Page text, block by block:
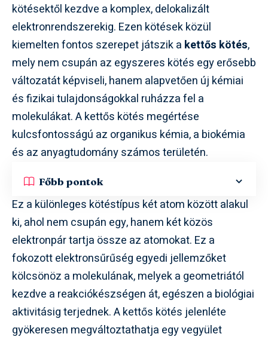
kötésektől kezdve a komplex, delokalizált
elektronrendszerekig. Ezen kötések közül
kiemelten fontos szerepet játszik a kettős kötés,
mely nem csupán az egyszeres kötés egy erősebb
változatát képviseli, hanem alapvetően új kémiai
és fizikai tulajdonságokkal ruházza fel a
molekulákat. A kettős kötés megértése
kulcsfontosságú az organikus kémia, a biokémia
és az anyagtudomány számos területén.
Főbb pontok
Ez a különleges kötéstípus két atom között alakul
ki, ahol nem csupán egy, hanem két közös
elektronpár tartja össze az atomokat. Ez a
fokozott elektronsűrűség egyedi jellemzőket
kölcsönöz a molekulának, melyek a geometriától
kezdve a reakciókészségen át, egészen a biológiai
aktivitásig terjednek. A kettős kötés jelenléte
gyökeresen megváltoztathatja egy vegyület